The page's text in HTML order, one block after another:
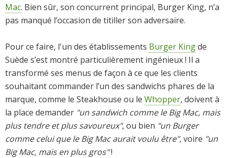
Mac. Bien sûr, son concurrent principal, Burger King, n’a
pas manqué l’occasion de titiller son adversaire.
Pour ce faire, l'un des établissements Burger Kingde
Suède s’est montré particulièrement ingénieux ! Il a
transformé ses menus de façon à ce que les clients
souhaitant commander l’un des sandwichs phares de la
marque, comme le Steakhouse ou le Whopper, doivent à
la place demander "un sandwich comme le Big Mac, mais
plus tendre et plus savoureux", ou bien "un Burger
comme celui que le Big Mac aurait voulu être", voire "un
Big Mac, mais en plus gros"!